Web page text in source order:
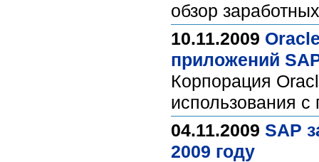
обзор
10.11.2009
приложений
Корпорация
использования
04.11.2009 SAP
2009 году